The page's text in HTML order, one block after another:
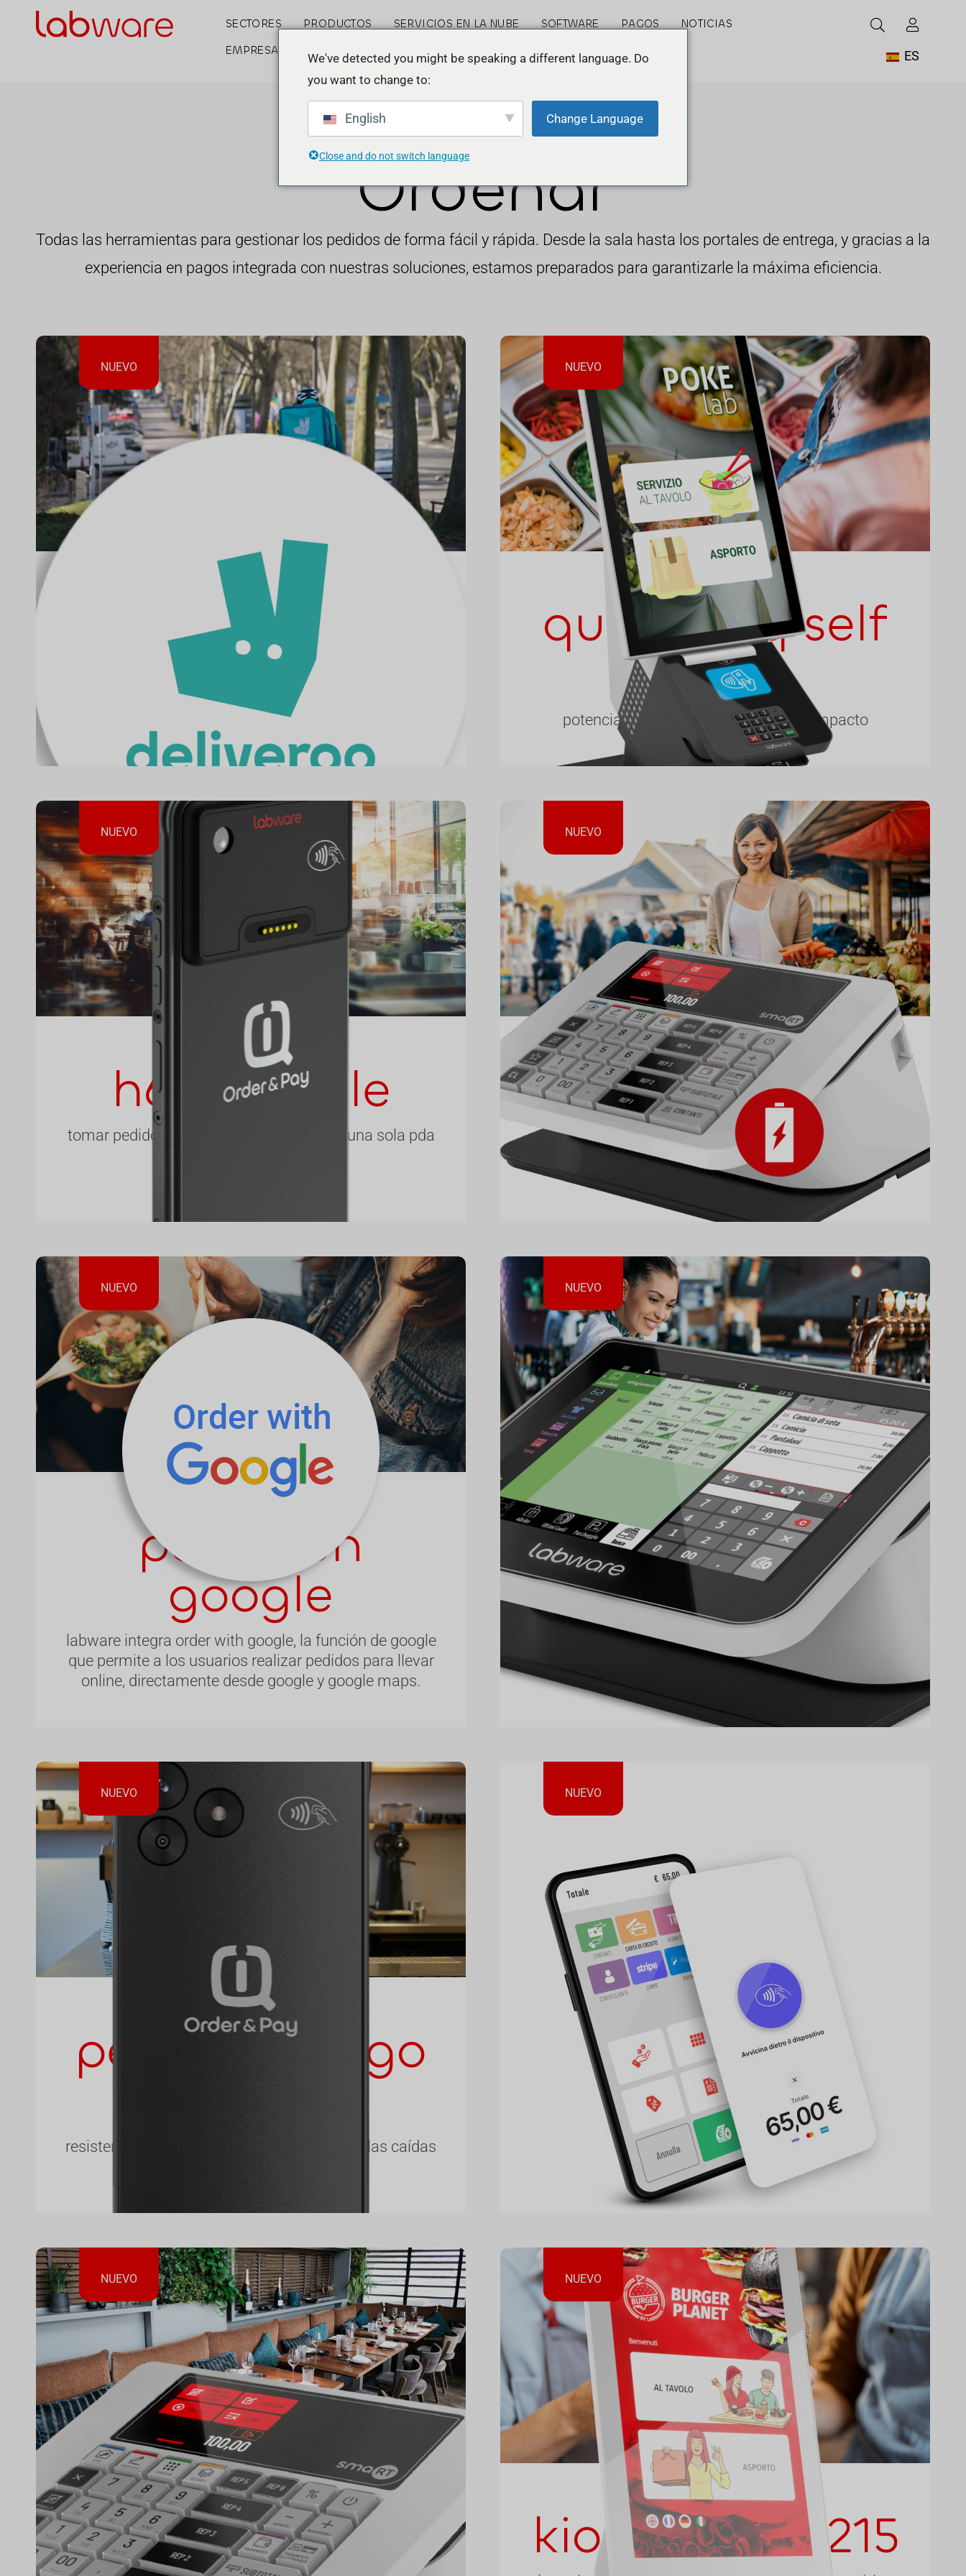
SECTORES PRODUCTOS SERVICIOS EN LA NUBE SOFTWARE PAGOS
NOTICIAS
EMPRESA
ES
Ordenar
Todas las herramientas para gestionar los pedidos de forma fácil y rápida. Desde la sala hasta los portales de entrega, y gracias a la
experiencia en pagos integrada con nuestras soluciones, estamos preparados para garantizarle la máxima eficiencia.
NUEVO
deliveroo
recibe los pedidos de deliveroo directamente en caja y
en la cocina, sin pasos manuales.
NUEVO
quiosco iq self
140
potencia y sencillez en un formato compacto
NUEVO
h6 ultra ble
tomar pedidos y realizar pagos, todo con una sola pda
NUEVO
smart-a
smart-a es la nueva caja registradora telemática con
baterías recargables integradas, el aliado perfecto para
gestionar tu negocio ambulante.
NUEVO
pedir con
google
labware integra order with google, la función de google
que permite a los usuarios realizar pedidos para llevar
online, directamente desde google y google maps.
NUEVO
smart infinity
déjese sorprender por las innovadoras funciones de
smart infinity.
NUEVO
pedido y pago
resistente al contacto con el agua, el polvo y las caídas
NUEVO
iq order
con iq order, tu personal de sala tendrá la posibilidad
de tomar pedidos y finalizar los pagos con un único
dispositivo.
NUEVO
smart ecr
NUEVO
kiosk iq self 215
We've detected you might be speaking a different language. Do
you want to change to:
English Change Language
Close and do not switch language